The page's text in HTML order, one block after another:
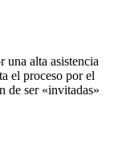
una alta asistencia
el proceso por el
de ser «invitadas»